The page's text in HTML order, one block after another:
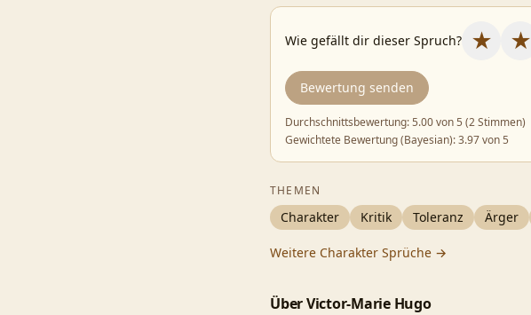
Wie gefällt dir dieser Spruch? ★ ★
Bewertung senden
Durchschnittsbewertung:5.00von 5 (2 Stimmen)
Gewichtete Bewertung (Bayesian):3.97von 5
THEMEN
Charakter Kritik Toleranz Ärger
Weitere Charakter Sprüche →
ÜberVictor-Marie Hugo